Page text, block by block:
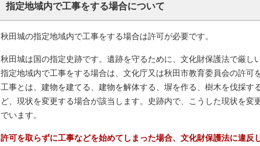
指定地域内で工事をする場合について
秋田城の指定地域内で工事をする場合は許可が必要です。
秋田城は国の指定史跡です。遺跡を守るために、文化財保護法で厳し
指定地域内で工事をする場合は、文化庁又は秋田市教育委員会の許可
工事とは、建物を建てる、建物を解体する、塀を作る、樹木を伐採す
ど、現状を変更する場合が該当します。史跡内で、こうした現状を変
でいます。
許可を取らずに工事などを始めてしまった場合、文化財保護法に違反